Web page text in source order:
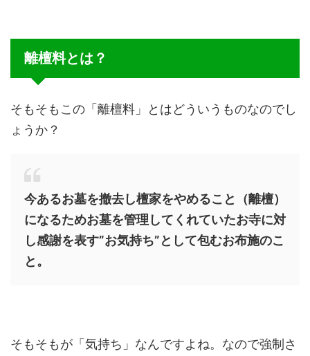
離檀料とは？
そもそもこの「離檀料」とはどういうものなのでし
ょうか？
今あるお墓を撤去し檀家をやめること（離檀）
になるためお墓を管理してくれていたお寺に対
し感謝を表す”お気持ち”として包むお布施のこ
と。
そもそもが「気持ち」なんですよね。なので強制さ